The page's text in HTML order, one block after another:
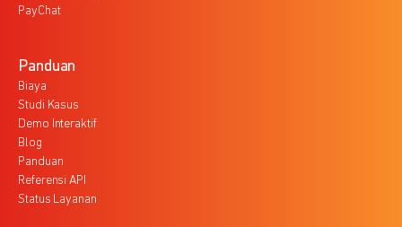
PayChat
Panduan
Biaya
Studi Kasus
Demo Interaktif
Blog
Panduan
Referensi API
Status Layanan